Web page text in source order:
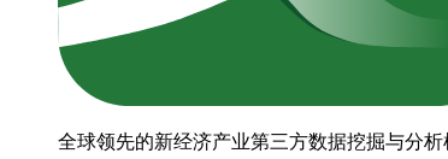
全球领先的新经济产业第三方数据挖掘与分析